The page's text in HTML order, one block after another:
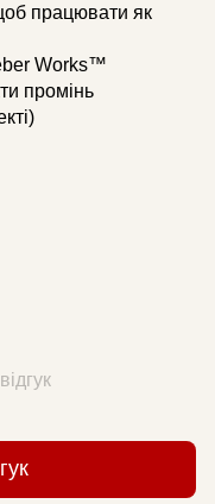
працювати як
Works™
промінь